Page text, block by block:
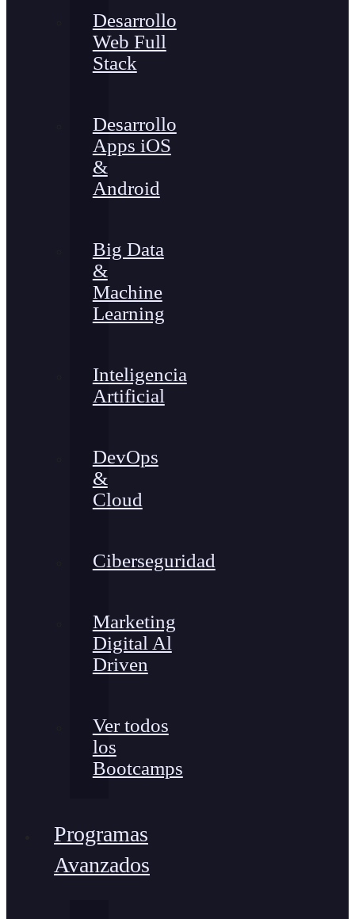
Desarrollo
Web Full
Stack
Desarrollo
Apps iOS
&
Android
Big Data
&
Machine
Learning
Inteligencia
Artificial
DevOps
&
Cloud
Ciberseguridad
Marketing
Digital Al
Driven
Ver todos
los
Bootcamps
Programas
Avanzados